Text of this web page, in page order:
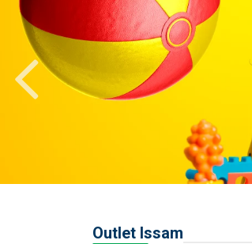
Outlet Issam